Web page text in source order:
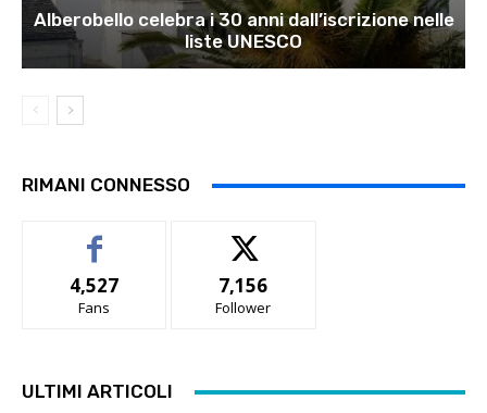
Alberobello celebra i 30 anni dall’iscrizione nelle
liste UNESCO
RIMANI CONNESSO
4,527
Fans
7,156
Follower
ULTIMI ARTICOLI